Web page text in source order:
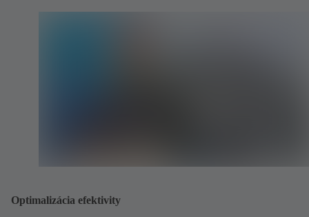
Optimalizácia efektivity